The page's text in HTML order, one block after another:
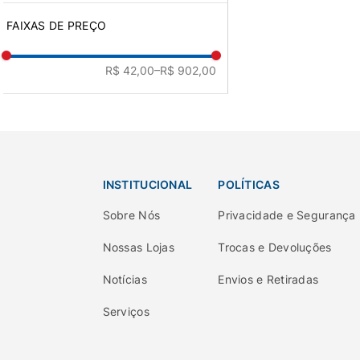
Folhas de Outono
Gelo
Golfinho De Noronha
Laranja Imperial
Lugar de Afeto
Madeira Acinzentada
Vermelho
FAIXAS DE PREÇO
R$ 42,00–R$ 902,00
INSTITUCIONAL
Sobre Nós
Nossas Lojas
Notícias
Serviços
POLÍTICAS
Privacidade e Segurança
Trocas e Devoluções
Envios e Retiradas